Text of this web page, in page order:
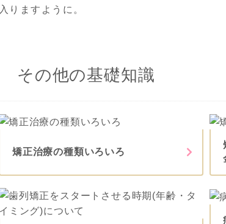
入りますように。
その他の基礎知識
矯正治療の種類いろいろ